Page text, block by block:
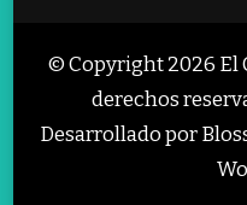
© Copyright 2026 El
derechos
Desarrollado por